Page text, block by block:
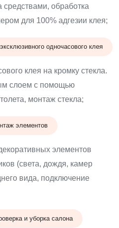
средствами, обработка
для 100% адгезии клея;
одночасового клея
клея на кромку стекла.
слоем с помощью
монтаж стекла;
элементов
элементов
(света, дождя, камер
вида, подключение
и уборка салона